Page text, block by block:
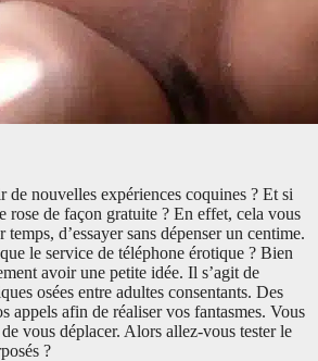
de nouvelles expériences coquines ? Et si
rose de façon gratuite ? En effet, cela vous
d’essayer sans dépenser un centime.
le service de téléphone érotique ? Bien
avoir une petite idée. Il s’agit de
osées entre adultes consentants. Des
appels afin de réaliser vos fantasmes. Vous
vous déplacer. Alors allez-vous tester le
?